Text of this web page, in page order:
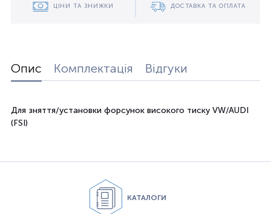
ЦІНИ ТА ЗНИЖКИ ДОСТАВКА ТА ОПЛАТА
Опис Комплектація Відгуки
Для зняття/установки форсунок високого тиску VW/AUDI
(FSI)
КАТАЛОГИ